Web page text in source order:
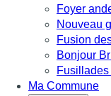
Foyer
Nouveau
Fusion
Bonjour
Ma Commune